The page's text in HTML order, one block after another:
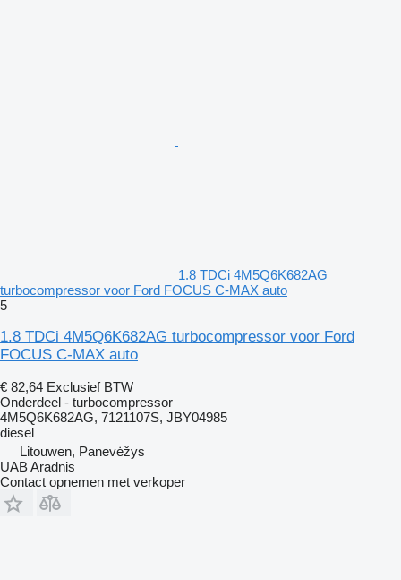
1.8 TDCi 4M5Q6K682AG
turbocompressor voor Ford FOCUS C-MAX auto
5
1.8 TDCi 4M5Q6K682AG turbocompressor voor Ford
FOCUS C-MAX auto
€ 82,64 Exclusief BTW
Onderdeel - turbocompressor
4M5Q6K682AG, 7121107S, JBY04985
diesel
Litouwen, Panevėžys
UAB Aradnis
Contact opnemen met verkoper